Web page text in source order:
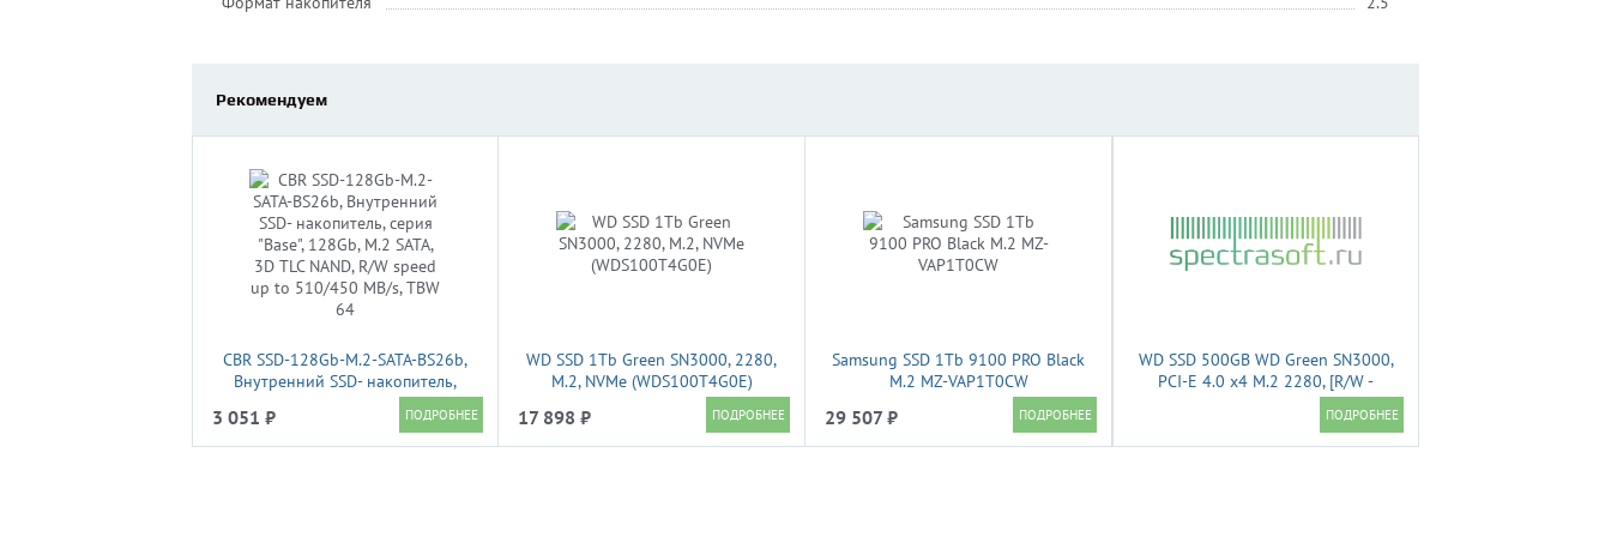
Рекомендуем
CBR SSD-128Gb-M.2-SATA-BS26b,
Внутренний SSD- накопитель,
серия "Base", 128Gb, M.2 SATA, 3D
TLC NAND, R/W speed up to
510/450 MB/s, TBW 64
3 051 ₽
WD SSD 1Tb Green SN3000, 2280,
M.2, NVMe (WDS100T4G0E)
17 898 ₽
Samsung SSD 1Tb 9100 PRO Black
M.2 MZ-VAP1T0CW
29 507 ₽
WD SSD 500GB WD Green SN3000,
PCI-E 4.0 x4 M.2 2280, [R/W -
5000/4100 MB/s] WDS500G4G0E